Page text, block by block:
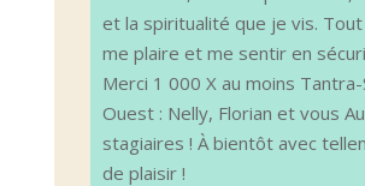
et la spiritualité que je vis.
me plaire et me sentir en
Merci 1 000 X au moins Tantra-
Ouest : Nelly, Florian et vous
stagiaires ! À bientôt avec
de plaisir !